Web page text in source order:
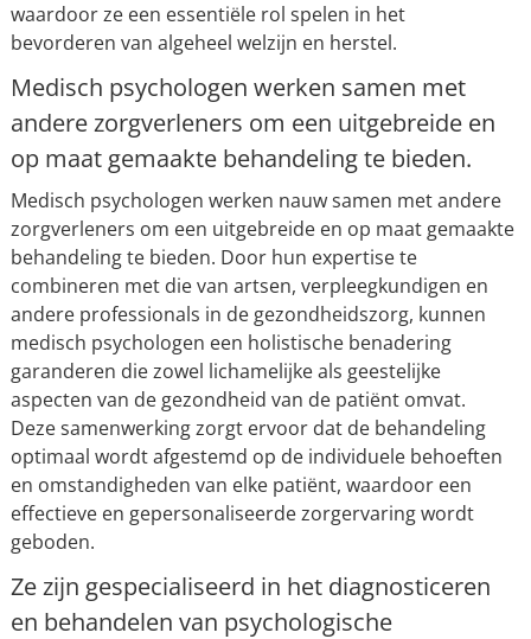
waardoor ze een essentiële rol spelen in het
bevorderen van algeheel welzijn en herstel.
Medisch psychologen werken samen met
andere zorgverleners om een uitgebreide en
op maat gemaakte behandeling te bieden.
Medisch psychologen werken nauw samen met andere
zorgverleners om een uitgebreide en op maat gemaakte
behandeling te bieden. Door hun expertise te
combineren met die van artsen, verpleegkundigen en
andere professionals in de gezondheidszorg, kunnen
medisch psychologen een holistische benadering
garanderen die zowel lichamelijke als geestelijke
aspecten van de gezondheid van de patiënt omvat.
Deze samenwerking zorgt ervoor dat de behandeling
optimaal wordt afgestemd op de individuele behoeften
en omstandigheden van elke patiënt, waardoor een
effectieve en gepersonaliseerde zorgervaring wordt
geboden.
Ze zijn gespecialiseerd in het diagnosticeren
en behandelen van psychologische